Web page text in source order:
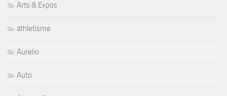
athletisme
Aurelio
Auto
Autograf